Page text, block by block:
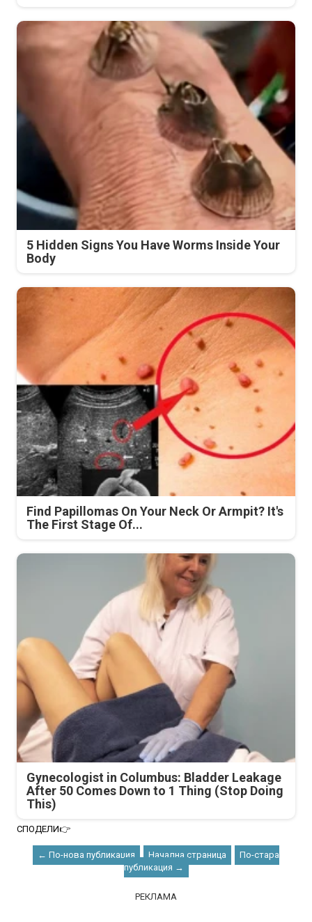
5 Hidden Signs You Have Worms Inside Your
Body
Find Papillomas On Your Neck Or Armpit? It's
The First Stage Of...
Gynecologist in Columbus: Bladder Leakage
After 50 Comes Down to 1 Thing (Stop Doing
This)
СПОДЕЛИ👉
← По-нова публикация Начална страница
По-стара
публикация →
РЕКЛАМА